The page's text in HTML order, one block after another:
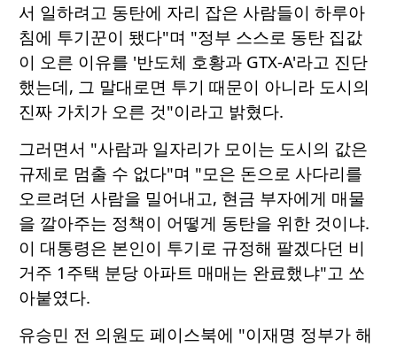
서 일하려고 동탄에 자리 잡은 사람들이 하루아
침에 투기꾼이 됐다"며 "정부 스스로 동탄 집값
이 오른 이유를 '반도체 호황과 GTX-A'라고 진단
했는데, 그 말대로면 투기 때문이 아니라 도시의
진짜 가치가 오른 것"이라고 밝혔다.
그러면서 "사람과 일자리가 모이는 도시의 값은
규제로 멈출 수 없다"며 "모은 돈으로 사다리를
오르려던 사람을 밀어내고, 현금 부자에게 매물
을 깔아주는 정책이 어떻게 동탄을 위한 것이냐.
이 대통령은 본인이 투기로 규정해 팔겠다던 비
거주 1주택 분당 아파트 매매는 완료했냐"고 쏘
아붙였다.
유승민 전 의원도 페이스북에 "이재명 정부가 해